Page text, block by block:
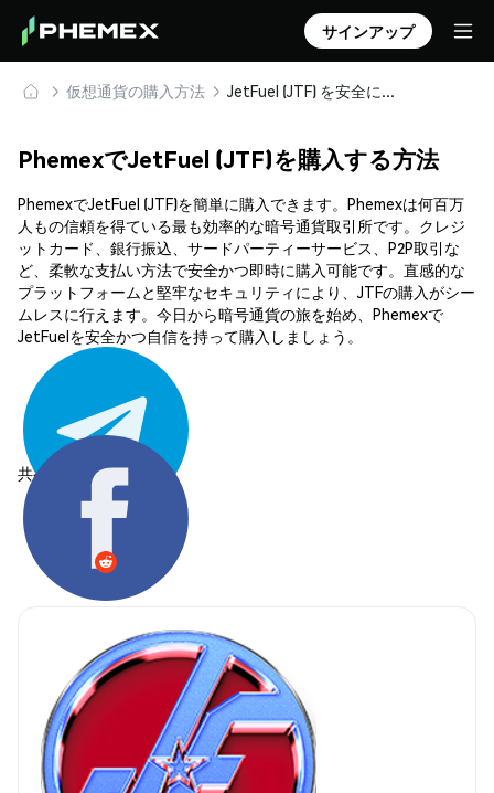
サインアップ
仮想通貨の購入方法 JetFuel (JTF) を安全に購入・保管
PhemexでJetFuel (JTF)を購入する方法
PhemexでJetFuel (JTF)を簡単に購入できます。Phemexは何百万
人もの信頼を得ている最も効率的な暗号通貨取引所です。クレジ
ットカード、銀行振込、サードパーティーサービス、P2P取引な
ど、柔軟な支払い方法で安全かつ即時に購入可能です。直感的な
プラットフォームと堅牢なセキュリティにより、JTFの購入がシー
ムレスに行えます。今日から暗号通貨の旅を始め、Phemexで
JetFuelを安全かつ自信を持って購入しましょう。
共有する: